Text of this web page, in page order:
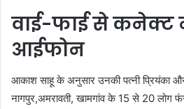
वाई-फाई से कनेक्ट
आईफोन
आकाश साहू के अनुसार उनकी पत्नी प्रियंका
नागपुर,अमरावती, खामगांव के 15 से 20 लोग